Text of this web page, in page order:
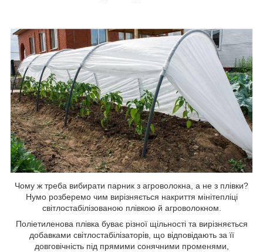
Чому ж треба вибирати парник з агроволокна, а не з плівки?
Нумо розберемо чим вирізняється накриття мінітепліці
світлостабілізованою плівкою й агроволокном.
Поліетиленова плівка буває різної щільності та вирізняється
добавками світлостабілізаторів, що відповідають за її
довговічність під прямими сонячними променями,